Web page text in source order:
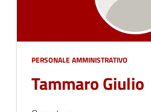
PERSONALE AMMINISTRATIVO
Tammaro Giulio